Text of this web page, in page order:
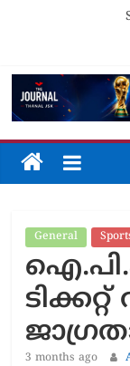
The
Unfolding
The
Truth
General
3 months ago